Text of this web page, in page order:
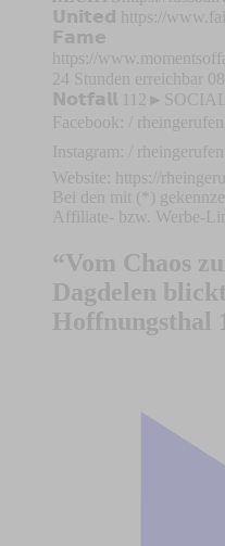
𝗨𝗻𝗶𝘁𝗲𝗱 https://
𝗙𝗮𝗺𝗲
https://
24 Stunden erreichbar
𝗡𝗼𝘁𝗳𝗮𝗹𝗹
Facebook: /
Instagram: /
Website: https://
Bei den mit (*)
Affiliate- bzw. Werbe-
“Vom Chaos
Dagdelen
Hoffnungsthal